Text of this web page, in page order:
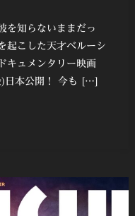
を知らないままだっ
起こした天才ベルーシ
キュメンタリー映画
日本公開！ 今も […]